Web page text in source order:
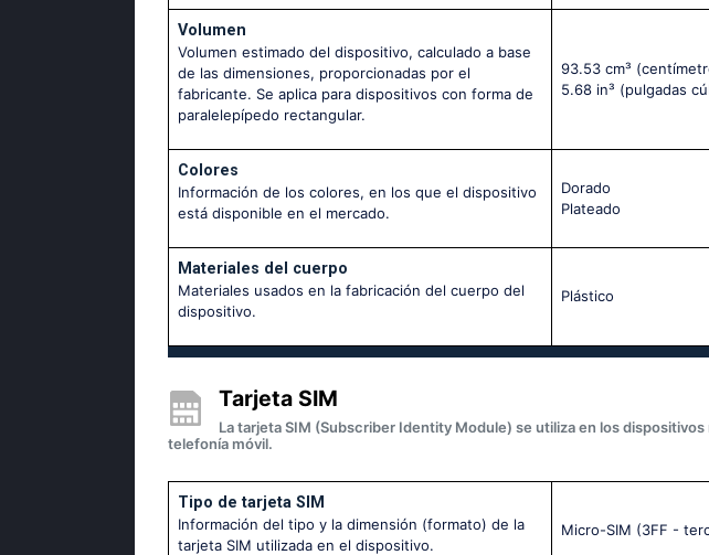
Volumen
Volumen estimado del dispositivo, calculado a base
de las dimensiones, proporcionadas por el
fabricante. Se aplica para dispositivos con forma de
paralelepípedo rectangular.
93.53 cm³
5.68 in³ (pulgadas
Colores
Información de los colores, en los que el dispositivo
está disponible en el mercado.
Dorado
Plateado
Materiales del cuerpo
Materiales usados en la fabricación del cuerpo del
dispositivo.
Plástico
Tarjeta SIM
La tarjeta SIM (Subscriber Identity Module) se utiliza en los
telefonía móvil.
Tipo de tarjeta SIM
Información del tipo y la dimensión (formato) de la
tarjeta SIM utilizada en el dispositivo.
Micro-SIM (3FF -